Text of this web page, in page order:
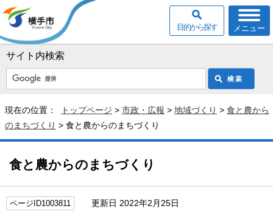
サイト内検索
メニュー
目的から探す
現在の位置： トップページ > 市政・広報 > 地域づくり > 食と農から
のまちづくり > 食と農からのまちづくり
食と農からのまちづくり
ページID1003811 更新日 2022年2月25日